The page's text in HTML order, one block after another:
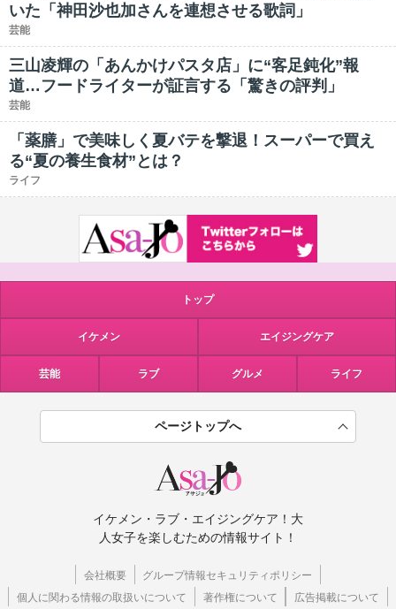
いた「神田沙也加さんを連想させる歌詞」
芸能
三山凌輝の「あんかけパスタ店」に“客足鈍化”報
道…フードライターが証言する「驚きの評判」
芸能
「薬膳」で美味しく夏バテを撃退！スーパーで買え
る“夏の養生食材”とは？
ライフ
トップ
イケメン エイジングケア
芸能 ラブ グルメ ライフ
ページトップへ
イケメン・ラブ・エイジングケア！大
人女子を楽しむための情報サイト！
会社概要
グループ情報セキュリティポリシー
個人に関わる情報の取扱いについて
著作権について 広告掲載について